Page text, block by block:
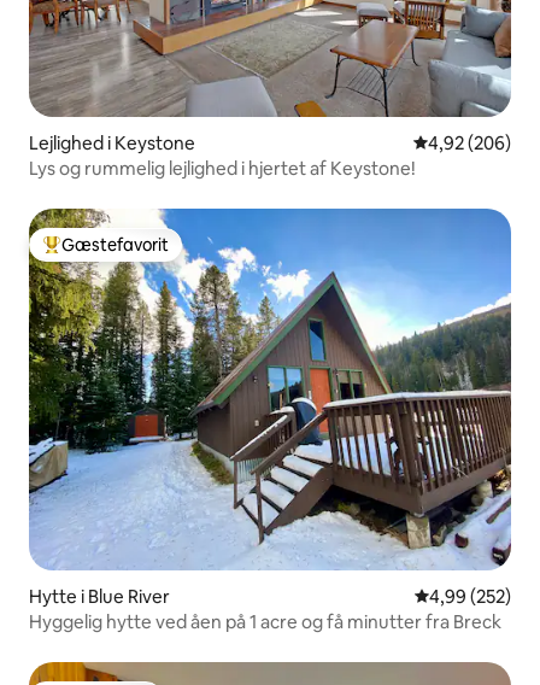
Lejlighed i Keystone 4,92 ud af 5 i
4,92 (206)
Lys og rummelig lejlighed i hjertet af Keystone!
Bedste gæstefavorit
Gæstefavorit
Hytte i Blue River 4,99 ud af 5 i
4,99 (252)
Hyggelig hytte ved åen på 1 acre og få minutter fra Breck